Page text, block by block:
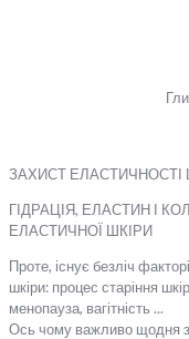
ЗАХИСТ ЕЛАСТИЧНОСТІ
ГІДРАЦІЯ, ЕЛАСТИН І
ЕЛАСТИЧНОЇ ШКІРИ
Проте, існує безліч
шкіри: процес старіння
менопауза, вагітність ...
Ось чому важливо щодня